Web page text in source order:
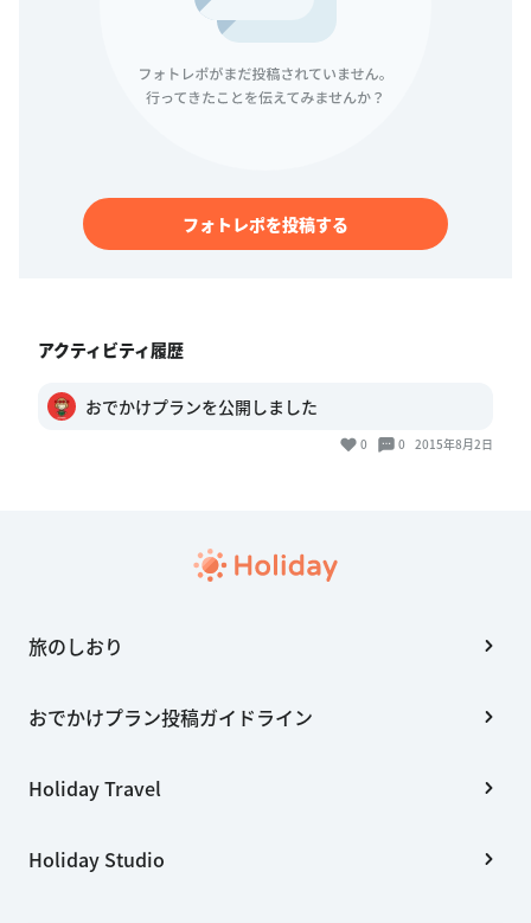
フォトレポを投稿する
アクティビティ履歴
おでかけプランを公開しました
0 0 2015年8月2日
旅のしおり
おでかけプラン投稿ガイドライン
Holiday Travel
Holiday Studio